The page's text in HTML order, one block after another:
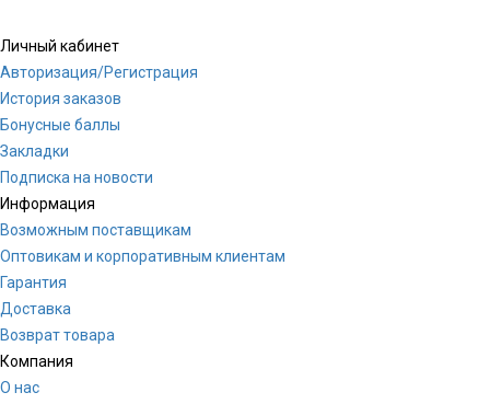
Личный кабинет
Авторизация/Регистрация
История заказов
Бонусные баллы
Закладки
Подписка на новости
Информация
Возможным поставщикам
Оптовикам и корпоративным клиентам
Гарантия
Доставка
Возврат товара
Компания
О нас